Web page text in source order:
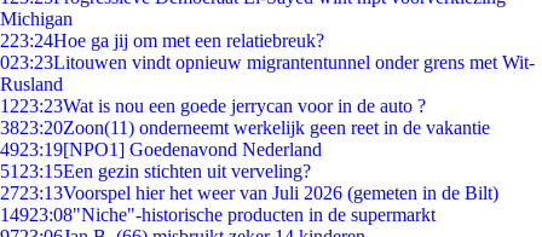
Michigan
223:24Hoe ga jij om met een relatiebreuk?
023:23Litouwen vindt opnieuw migrantentunnel onder grens met Wit-
Rusland
1223:23Wat is nou een goede jerrycan voor in de auto ?
3823:20Zoon(11) onderneemt werkelijk geen reet in de vakantie
4923:19[NPO1] Goedenavond Nederland
51 23:15Een gezin stichten uit verveling?
2723:13Voorspel hier het weer van Juli 2026 (gemeten in de Bilt)
14923:08"Niche"-historische producten in de supermarkt